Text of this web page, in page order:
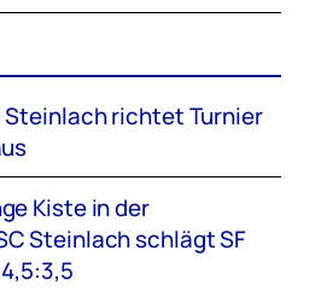
Steinlach richtet Turnier
Kiste in der
Steinlach schlägt SF